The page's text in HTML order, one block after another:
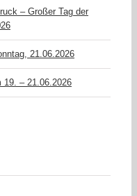
– Großer Tag der
21.06.2026
19. – 21.06.2026